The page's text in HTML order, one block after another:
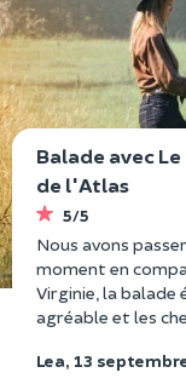
Balade avec
de l'Atlas
5/5
Nous avons
moment en
Virginie, la balade
agréable et les
hésiter.
Lea, 13